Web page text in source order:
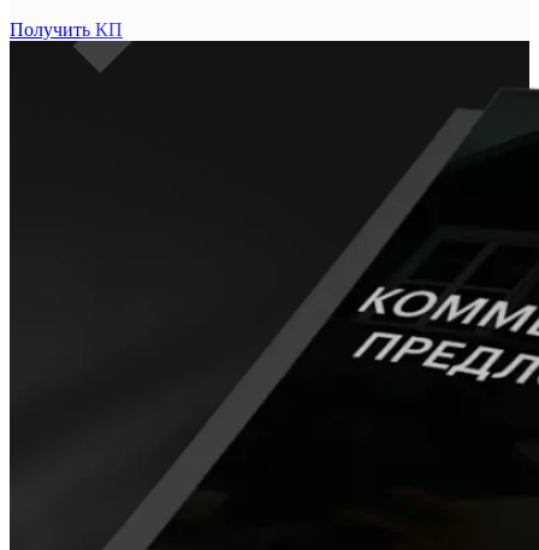
Получить КП